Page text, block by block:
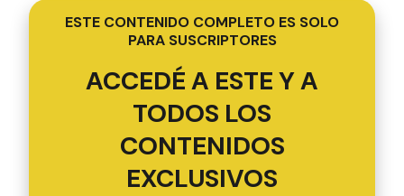
ESTE CONTENIDO COMPLETO ES SOLO
PARA SUSCRIPTORES
ACCEDÉ A ESTE Y A
TODOS LOS
CONTENIDOS
EXCLUSIVOS